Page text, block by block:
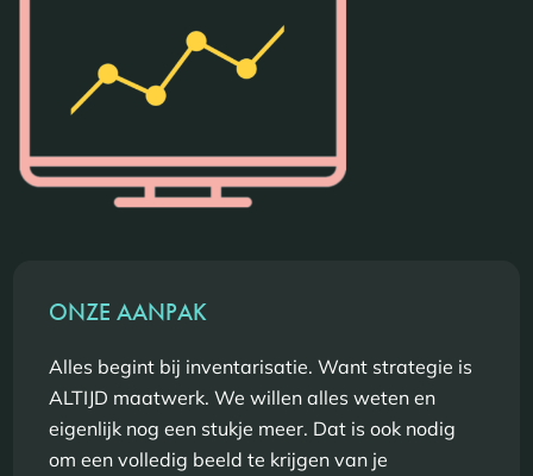
ONZE AANPAK
Alles begint bij inventarisatie. Want strategie is
ALTIJD maatwerk. We willen alles weten en
eigenlijk nog een stukje meer. Dat is ook nodig
om een volledig beeld te krijgen van je